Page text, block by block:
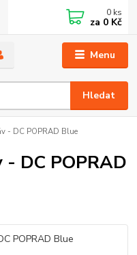
Menu
Hledat
0 ks
za 0 Kč
- DC POPRAD Blue
DC POPRAD